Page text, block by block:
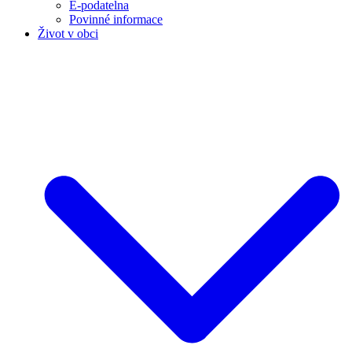
E-podatelna
Povinné informace
Život v obci